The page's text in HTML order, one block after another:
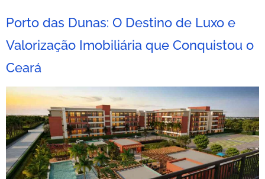
Porto das Dunas: O Destino de Luxo e
Valorização Imobiliária que Conquistou o
Ceará